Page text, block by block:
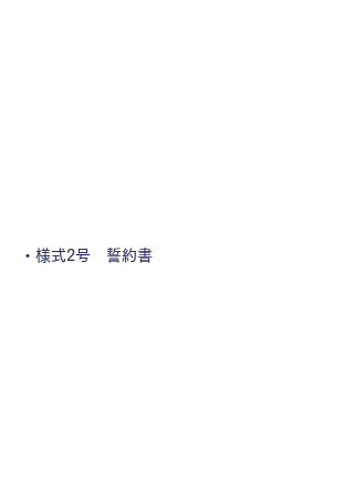
・様式2号　誓約書